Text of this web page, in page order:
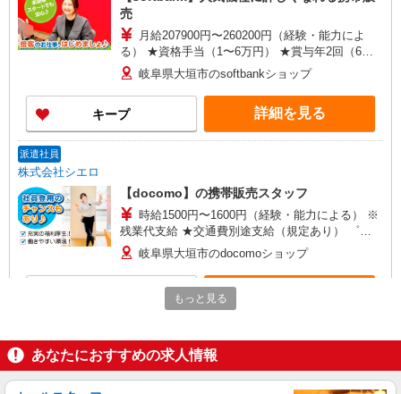
売
月給207900円〜260200円（経験・能力によ
る） ★資格手当（1〜6万円） ★賞与年2回（6
月・12月・実績最高5.4カ月分） ※残業代支給 ★
交通費別途支給（規定あり） 未経験から入社半年
で年収400万円以上への昇給実績あり ゜+゜・。
○。・゜+゜・。○。・゜+゜ 入社祝い金10万円支
給(規定有) お友達を紹介頂くと, インセンティブ支
岐阜県大垣市のsoftbankショップ
キープ 詳細を見る
派遣社員
株式会社シエロ
【docomo】の携帯販売スタッフ
時給1500円〜1600円（経験・能力による） ※
残業代支給 ★交通費別途支給（規定あり） ゜
+゜・。○。・゜+゜・。○。・゜+゜ 入社祝い金10
万円支給(規定有) お友達を紹介頂くと, インセンテ
ィブ支給(規定有) ★月2回払い・週払い可能（規程
有）★ ゜・。○。・゜+゜・。○。・゜+゜
岐阜県大垣市のdocomoショップ
株式会社シエロ
スマホ携帯販売【ドコモ】
もっと見る
あなたにおすすめの求人情報